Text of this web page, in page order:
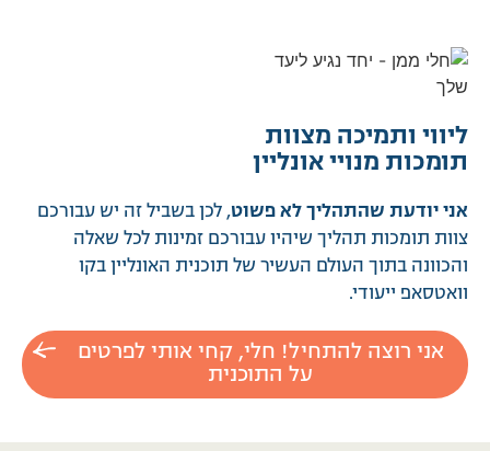
ליווי ותמיכה מצוות
תומכות מנויי אונליין
אני יודעת שהתהליך לא פשוט, לכן בשביל זה יש עבורכם
צוות תומכות תהליך שיהיו עבורכם זמינות לכל שאלה
והכוונה בתוך העולם העשיר של תוכנית האונליין בקו
וואטסאפ ייעודי.
אני רוצה להתחיל! חלי, קחי אותי לפרטים
על התוכנית